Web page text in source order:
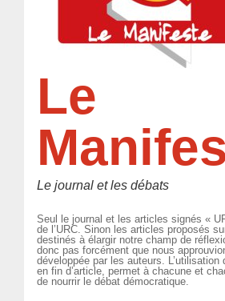
Le
Le journal et les débats
Seul le journal et les articles signés «
de l’URC. Sinon les articles proposés
destinés à élargir notre champ de
donc pas forcément que nous
développée par les auteurs. L’utilisation
en fin d’article, permet à chacune et
de nourrir le débat démocratique.